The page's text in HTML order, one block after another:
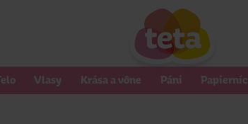
Vlasy Krása a vône Páni